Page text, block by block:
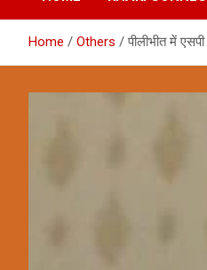
Home Others पीलीभीत में